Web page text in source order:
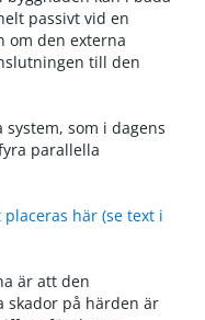
passivt vid en
om den externa
till den
som i dagens
parallella
här (se text i
är att den
skador på härden är